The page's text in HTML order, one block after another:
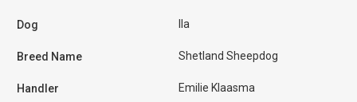
Ila
Shetland Sheepdog
Emilie Klaasma